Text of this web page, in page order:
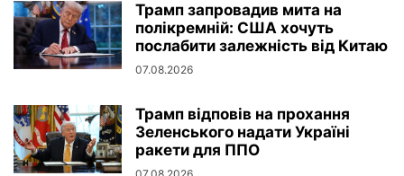
Трамп запровадив мита на
полікремній: США хочуть
послабити залежність від Китаю
07.08.2026
Трамп відповів на прохання
Зеленського надати Україні
ракети для ППО